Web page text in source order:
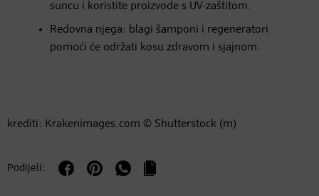
suncu i koristite proizvode s UV-zaštitom.
Redovna njega: blagi šamponi i regeneratori
pomoći će održati kosu zdravom i sjajnom.
krediti: Krakenimages.com © Shutterstock (m)
Podijeli: